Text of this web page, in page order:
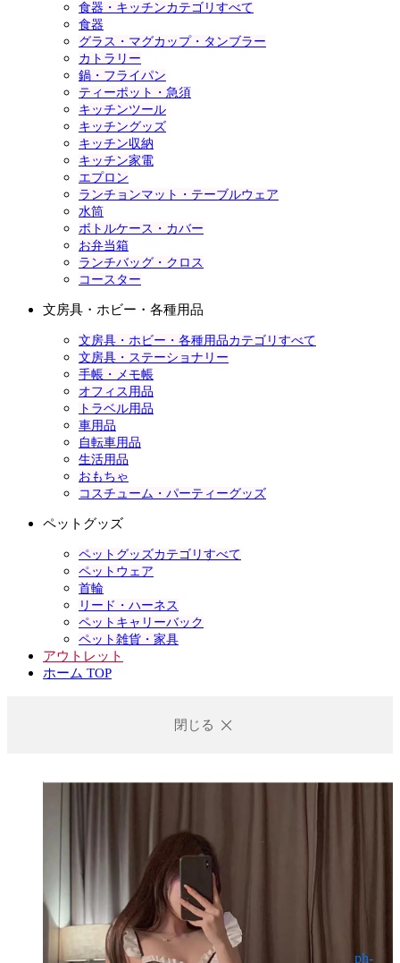
食器・キッチンカテゴリすべて
食器
グラス・マグカップ・タンブラー
カトラリー
鍋・フライパン
ティーポット・急須
キッチンツール
キッチングッズ
キッチン収納
キッチン家電
エプロン
ランチョンマット・テーブルウェア
水筒
ボトルケース・カバー
お弁当箱
ランチバッグ・クロス
コースター
文房具・ホビー・各種用品
文房具・ホビー・各種用品カテゴリすべて
文房具・ステーショナリー
手帳・メモ帳
オフィス用品
トラベル用品
車用品
自転車用品
生活用品
おもちゃ
コスチューム・パーティーグッズ
ペットグッズ
ペットグッズカテゴリすべて
ペットウェア
首輪
リード・ハーネス
ペットキャリーバック
ペット雑貨・家具
アウトレット
ホーム TOP
閉じる